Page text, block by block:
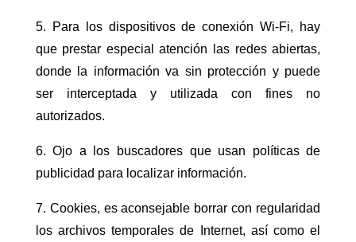
5. Para los dispositivos de conexión Wi-Fi, hay
que prestar especial atención las redes abiertas,
donde la información va sin protección y puede
ser interceptada y utilizada con fines no
autorizados.
6. Ojo a los buscadores que usan políticas de
publicidad para localizar información.
7. Cookies, es aconsejable borrar con regularidad
los archivos temporales de Internet, así como el